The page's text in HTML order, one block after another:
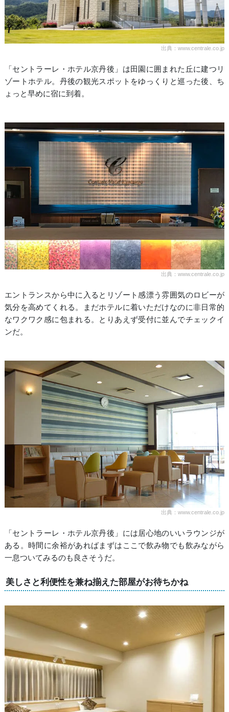
出典：www.centrale.co.jp
「セントラーレ・ホテル京丹後」は田園に囲まれた丘に建つリ
ゾートホテル。丹後の観光スポットをゆっくりと巡った後、ち
ょっと早めに宿に到着。
出典：www.centrale.co.jp
エントランスから中に入るとリゾート感漂う雰囲気のロビーが
気分を高めてくれる。まだホテルに着いただけなのに非日常的
なワクワク感に包まれる。とりあえず受付に並んでチェックイ
ンだ。
出典：www.centrale.co.jp
「セントラーレ・ホテル京丹後」には居心地のいいラウンジが
ある。時間に余裕があればまずはここで飲み物でも飲みながら
一息ついてみるのも良さそうだ。
美しさと利便性を兼ね揃えた部屋がお待ちかね